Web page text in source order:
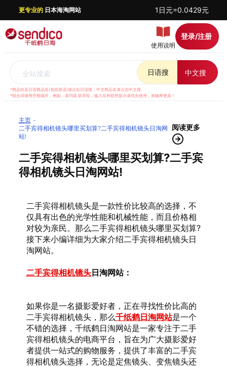
更专业的日本海淘网站 1日元=0.0429元
使用说明
登录/注册
全站搜索 日语搜 中文搜
*商品ID及日语商品名(包括英语)请点击日语搜；中文商品名请点击中文搜。
*组合词请用空格隔开，例如：喜玛诺 纺车轮，输入后有联想提示请优先使用，准确率更高！
主页
二手宾得相机镜头哪里买划算?二手宾得相机镜头日淘网
站!
阅读更多
二手宾得相机镜头哪里买划算?二手宾
得相机镜头日淘网站!
二手宾得相机镜头是一款性价比较高的选择，不
仅具有出色的光学性能和机械性能，而且价格相
对较为亲民。那么二手宾得相机镜头哪里买划算?
接下来小编详细为大家介绍二手宾得相机镜头日
淘网站。
二手宾得相机镜头日淘网站：
如果你是一名摄影爱好者，正在寻找性价比高的
二手宾得相机镜头，那么千纸鹤日淘网站是一个
不错的选择，千纸鹤日淘网站是一家专注于二手
宾得相机镜头的电商平台，旨在为广大摄影爱好
者提供一站式的购物服务，提供了丰富的二手宾
得相机镜头选择，无论是定焦镜头、变焦镜头还